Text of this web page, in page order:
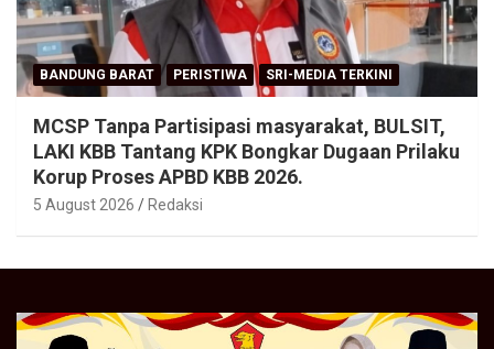
BANDUNG BARAT PERISTIWA SRI-MEDIA TERKINI
MCSP Tanpa Partisipasi masyarakat, BULSIT,
LAKI KBB Tantang KPK Bongkar Dugaan Prilaku
Korup Proses APBD KBB 2026.
5 August 2026 Redaksi